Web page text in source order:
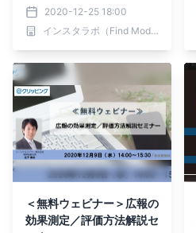
どをプロがアドバイス
2020-12-25 18:00
インスタラボ（Find Model）
＜無料ウェビナー＞広報の
効果測定／評価方法解説セ